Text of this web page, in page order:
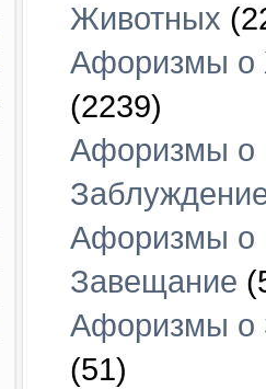
Животных
Афоризмы о
(2239)
Афоризмы о
Афоризмы о
Завещание
Афоризмы о
(51)